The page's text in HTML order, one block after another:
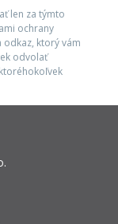
len za týmto
ochrany
odkaz, ktorý vám
odvolať